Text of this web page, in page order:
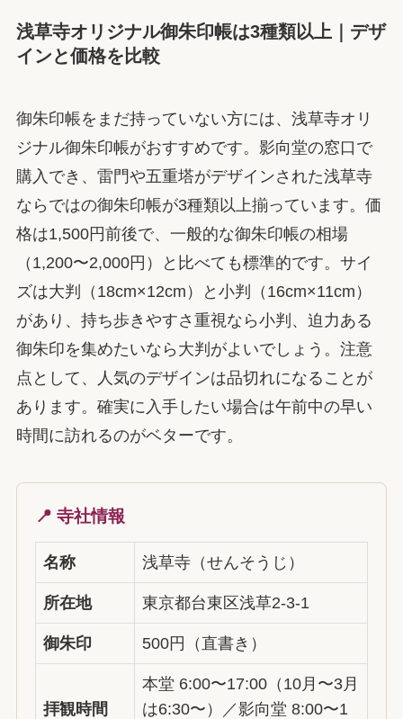
浅草寺オリジナル御朱印帳は3種類以上｜デザ
インと価格を比較
御朱印帳をまだ持っていない方には、浅草寺オリ
ジナル御朱印帳がおすすめです。影向堂の窓口で
購入でき、雷門や五重塔がデザインされた浅草寺
ならではの御朱印帳が3種類以上揃っています。価
格は1,500円前後で、一般的な御朱印帳の相場
（1,200〜2,000円）と比べても標準的です。サイ
ズは大判（18cm×12cm）と小判（16cm×11cm）
があり、持ち歩きやすさ重視なら小判、迫力ある
御朱印を集めたいなら大判がよいでしょう。注意
点として、人気のデザインは品切れになることが
あります。確実に入手したい場合は午前中の早い
時間に訪れるのがベターです。
📍 寺社情報
名称 浅草寺（せんそうじ）
所在地 東京都台東区浅草2-3-1
御朱印 500円（直書き）
拝観時間
本堂 6:00〜17:00（10月〜3月
は6:30〜）／影向堂 8:00〜1